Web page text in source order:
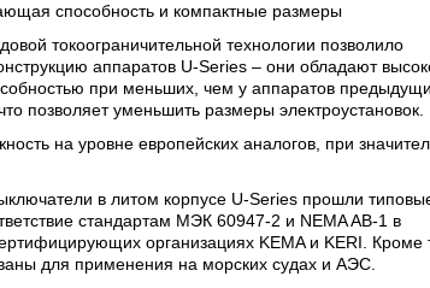
способность и компактные размеры
токоограничительной технологии позволило
аппаратов U-Series – они обладают
при меньших, чем у аппаратов
позволяет уменьшить размеры электроустановок.
на уровне европейских аналогов, при
в литом корпусе U-Series прошли
стандартам МЭК 60947-2 и NEMA AB-1 в
организациях KEMA и KERI. Кроме
для применения на морских судах и АЭС.